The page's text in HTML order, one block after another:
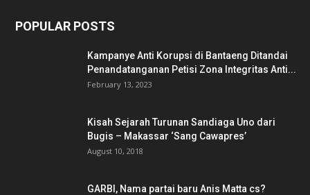
POPULAR POSTS
Kampanye Anti Korupsi di Bantaeng Ditandai
Penandatanganan Petisi Zona Integritas Anti...
February 13, 2023
Kisah Sejarah Turunan Sandiaga Uno dari
Bugis – Makassar ‘Sang Cawapres’
August 10, 2018
GARBI, Nama partai baru Anis Matta cs?